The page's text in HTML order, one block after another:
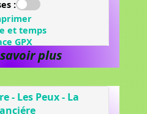
plus